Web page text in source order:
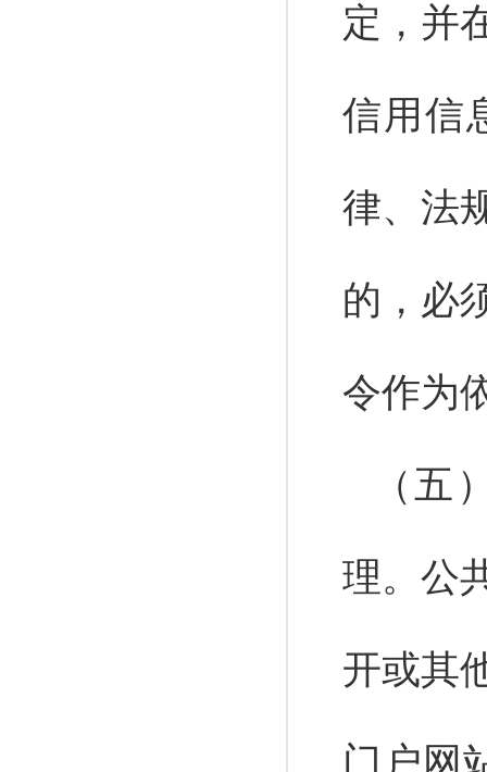
定，并
信用信
律、法
的，必
令作为
（五
理。公
开或其
门户网